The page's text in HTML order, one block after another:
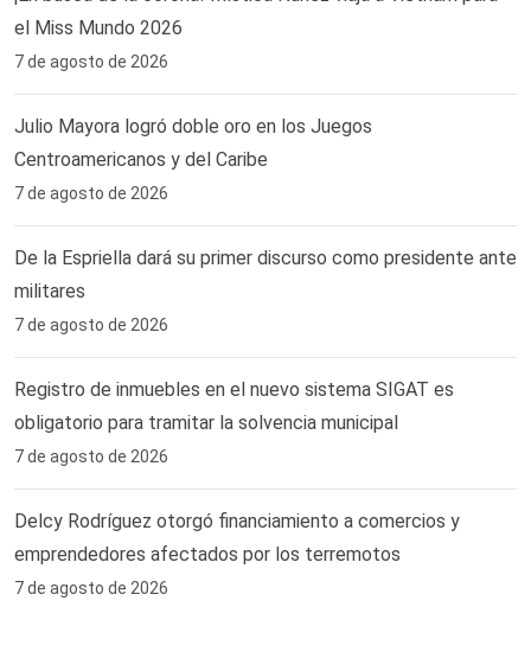
el Miss Mundo 2026
7 de agosto de 2026
Julio Mayora logró doble oro en los Juegos
Centroamericanos y del Caribe
7 de agosto de 2026
De la Espriella dará su primer discurso como presidente ante
militares
7 de agosto de 2026
Registro de inmuebles en el nuevo sistema SIGAT es
obligatorio para tramitar la solvencia municipal
7 de agosto de 2026
Delcy Rodríguez otorgó financiamiento a comercios y
emprendedores afectados por los terremotos
7 de agosto de 2026